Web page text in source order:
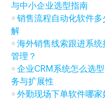
与中小企业选型指南
销售流程自动化软件
解
海外销售线索跟进系
管理？
企业CRM系统怎么选
务与扩展性
外勤现场下单软件哪